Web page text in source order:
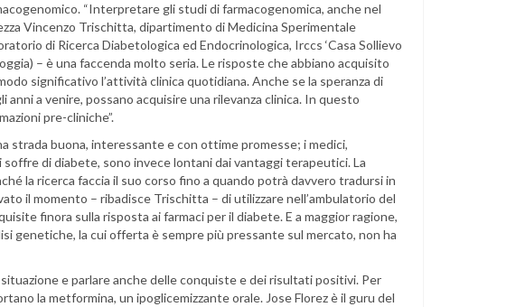
“Interpretare gli studi di farmacogenomica, anche nel
Vincenzo Trischitta, dipartimento di Medicina Sperimentale
di Ricerca Diabetologica ed Endocrinologica, Irccs ‘Casa Sollievo
– è una faccenda molto seria. Le risposte che abbiano acquisito
significativo l’attività clinica quotidiana. Anche se la speranza di
a venire, possano acquisire una rilevanza clinica. In questo
pre-cliniche”.
strada buona, interessante e con ottime promesse; i medici,
di diabete, sono invece lontani dai vantaggi terapeutici. La
la ricerca faccia il suo corso fino a quando potrà davvero tradursi in
il momento – ribadisce Trischitta – di utilizzare nell’ambulatorio del
finora sulla risposta ai farmaci per il diabete. E a maggior ragione,
genetiche, la cui offerta è sempre più pressante sul mercato, non ha
e parlare anche delle conquiste e dei risultati positivi. Per
la metformina, un ipoglicemizzante orale. Jose Florez è il guru del